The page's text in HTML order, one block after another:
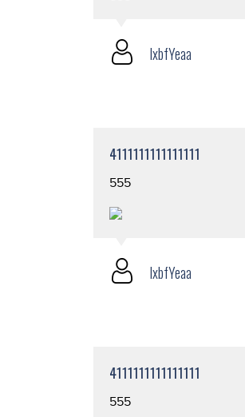
lxbfYeaa
4111111111111111
555
lxbfYeaa
4111111111111111
555